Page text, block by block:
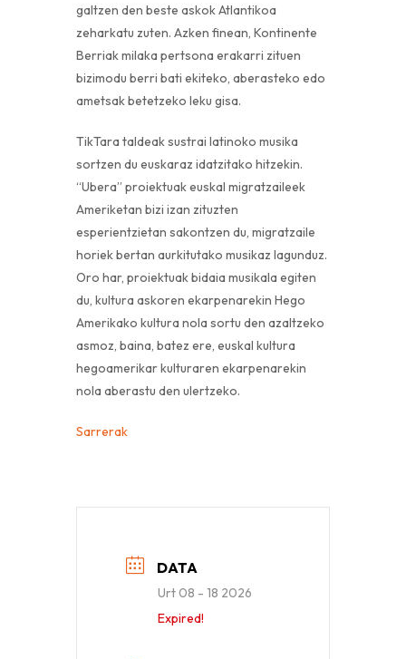
galtzen den beste askok Atlantikoa
zeharkatu zuten. Azken finean, Kontinente
Berriak milaka pertsona erakarri zituen
bizimodu berri bati ekiteko, aberasteko edo
ametsak betetzeko leku gisa.
TikTara taldeak sustrai latinoko musika
sortzen du euskaraz idatzitako hitzekin.
“Ubera” proiektuak euskal migratzaileek
Ameriketan bizi izan zituzten
esperientzietan sakontzen du, migratzaile
horiek bertan aurkitutako musikaz lagunduz.
Oro har, proiektuak bidaia musikala egiten
du, kultura askoren ekarpenarekin Hego
Amerikako kultura nola sortu den azaltzeko
asmoz, baina, batez ere, euskal kultura
hegoamerikar kulturaren ekarpenarekin
nola aberastu den ulertzeko.
Sarrerak
DATA
Urt 08 - 18 2026
Expired!